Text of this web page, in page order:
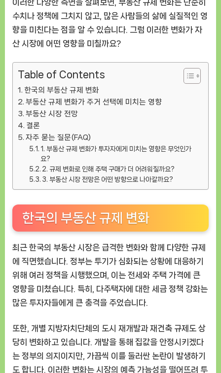
이러한 다양한 측면을 살펴보면, 부동산 규제 변화는 단순히
수치나 정책에 그치지 않고, 많은 사람들의 삶에 실질적인 영
향을 미친다는 점을 알 수 있습니다. 그럼 이러한 변화가 자
산 시장에 어떤 영향을 미칠까요?
Table of Contents
한국의 부동산 규제 변화
부동산 규제 변화가 주거 선택에 미치는 영향
부동산 시장 전망
결론
자주 묻는 질문(FAQ)
1. 부동산 규제 변화가 투자자에게 미치는 영향은 무엇인가
요?
2. 규제 변화로 인해 주택 구매가 더 어려워질까요?
3. 부동산 시장 전망은 어떤 방향으로 나아갈까요?
한국의 부동산 규제 변화
최근 한국의 부동산 시장은 급격한 변화와 함께 다양한 규제
에 직면했습니다. 정부는 투기가 심화되는 상황에 대응하기
위해 여러 정책을 시행했으며, 이는 전세와 주택 가격에 큰
영향을 미쳤습니다. 특히, 다주택자에 대한 세금 정책 강화는
많은 투자자들에게 큰 충격을 주었습니다.
또한, 개별 지방자치단체의 도시 재개발과 재건축 규제도 상
당히 변화하고 있습니다. 개발을 통해 집값을 안정시키겠다
는 정부의 의지이지만, 가끔씩 이를 둘러싼 논란이 발생하기
도 합니다. 이러한 변화는 시장의 예측 가능성을 떨어뜨려 투